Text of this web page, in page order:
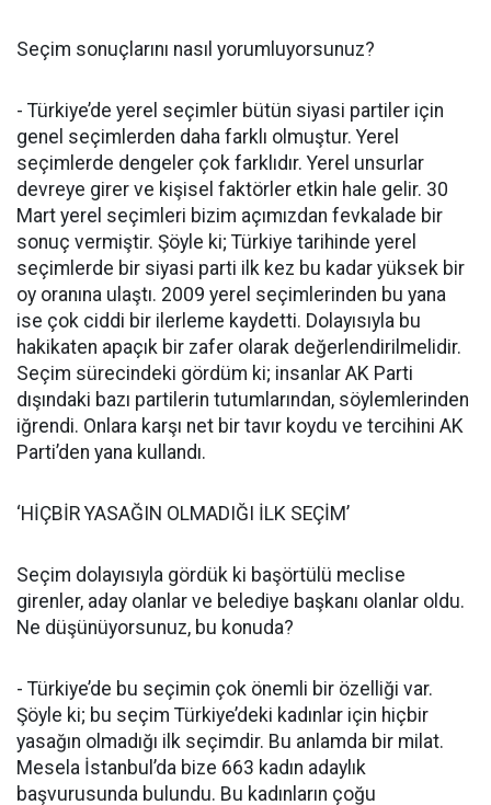
Seçim sonuçlarını nasıl yorumluyorsunuz?
- Türkiye’de yerel seçimler bütün siyasi partiler için
genel seçimlerden daha farklı olmuştur. Yerel
seçimlerde dengeler çok farklıdır. Yerel unsurlar
devreye girer ve kişisel faktörler etkin hale gelir. 30
Mart yerel seçimleri bizim açımızdan fevkalade bir
sonuç vermiştir. Şöyle ki; Türkiye tarihinde yerel
seçimlerde bir siyasi parti ilk kez bu kadar yüksek bir
oy oranına ulaştı. 2009 yerel seçimlerinden bu yana
ise çok ciddi bir ilerleme kaydetti. Dolayısıyla bu
hakikaten apaçık bir zafer olarak değerlendirilmelidir.
Seçim sürecindeki gördüm ki; insanlar AK Parti
dışındaki bazı partilerin tutumlarından, söylemlerinden
iğrendi. Onlara karşı net bir tavır koydu ve tercihini AK
Parti’den yana kullandı.
‘HİÇBİR YASAĞIN OLMADIĞI İLK SEÇİM’
Seçim dolayısıyla gördük ki başörtülü meclise
girenler, aday olanlar ve belediye başkanı olanlar oldu.
Ne düşünüyorsunuz, bu konuda?
- Türkiye’de bu seçimin çok önemli bir özelliği var.
Şöyle ki; bu seçim Türkiye’deki kadınlar için hiçbir
yasağın olmadığı ilk seçimdir. Bu anlamda bir milat.
Mesela İstanbul’da bize 663 kadın adaylık
başvurusunda bulundu. Bu kadınların çoğu